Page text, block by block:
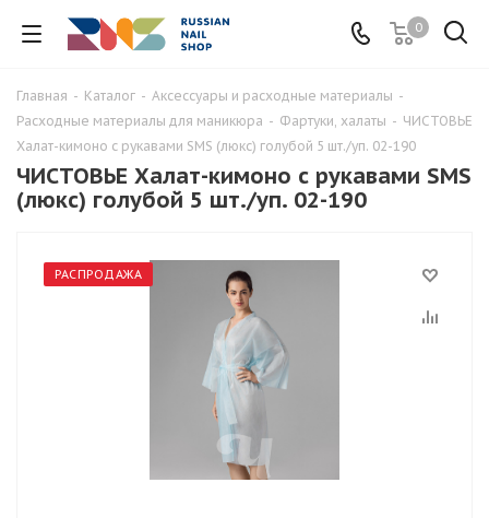
0
Главная - Каталог - Аксессуары и расходные материалы -
Расходные материалы для маникюра - Фартуки, халаты - ЧИСТОВЬЕ
Халат-кимоно с рукавами SMS (люкс) голубой 5 шт./уп. 02-190
ЧИСТОВЬЕ Халат-кимоно с рукавами SMS
(люкс) голубой 5 шт./уп. 02-190
РАСПРОДАЖА